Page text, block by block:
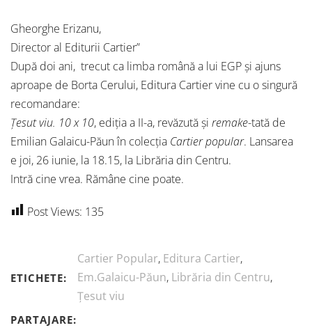
Gheorghe Erizanu,
Director al Editurii Cartier”
După doi ani, trecut ca limba română a lui EGP și ajuns
aproape de Borta Cerului, Editura Cartier vine cu o singură
recomandare:
Țesut viu. 10 x 10, ediția a II-a, revăzută și remake-tată de
Emilian Galaicu-Păun în colecția Cartier popular. Lansarea
e joi, 26 iunie, la 18.15, la Librăria din Centru.
Intră cine vrea. Rămâne cine poate.
Post Views: 135
ETICHETE:
Cartier Popular, Editura Cartier,
Em.Galaicu-Păun, Librăria din Centru,
Țesut viu
PARTAJARE: